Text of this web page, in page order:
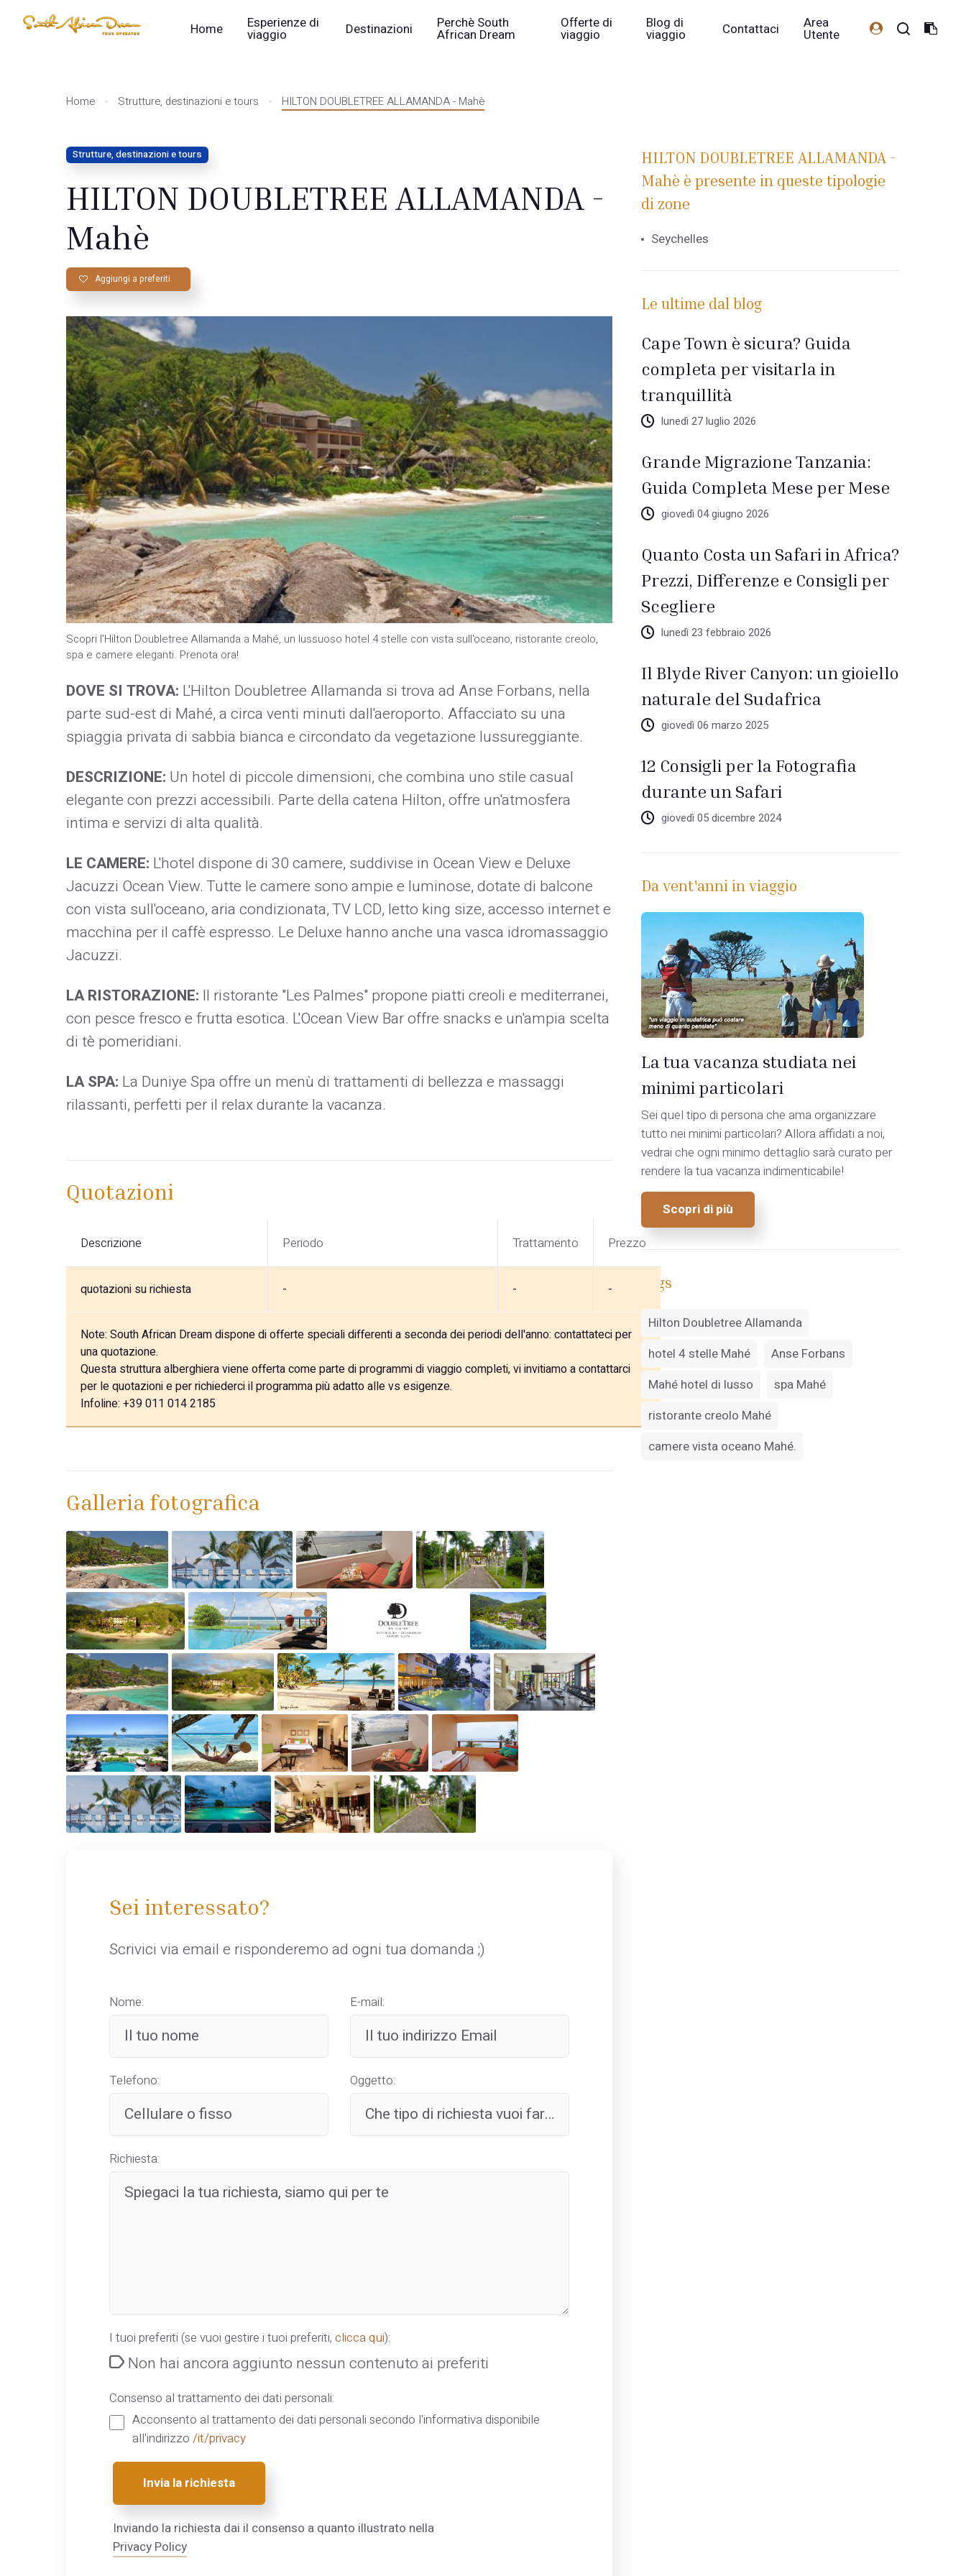
Home Esperienze di
viaggio Destinazioni Perchè South
African Dream
Offerte di
viaggio
Blog di
viaggio Contattaci Area
Utente
Home Strutture, destinazioni e tours HILTON DOUBLETREE ALLAMANDA - Mahè
Strutture, destinazioni e tours
HILTON DOUBLETREE ALLAMANDA -
Mahè
Aggiungi a preferiti
Scopri l'Hilton Doubletree Allamanda a Mahé, un lussuoso hotel 4 stelle con vista sull'oceano, ristorante creolo,
spa e camere eleganti. Prenota ora!
DOVE SI TROVA: L'Hilton Doubletree Allamanda si trova ad Anse Forbans, nella
parte sud-est di Mahé, a circa venti minuti dall'aeroporto. Affacciato su una
spiaggia privata di sabbia bianca e circondato da vegetazione lussureggiante.
DESCRIZIONE: Un hotel di piccole dimensioni, che combina uno stile casual
elegante con prezzi accessibili. Parte della catena Hilton, offre un'atmosfera
intima e servizi di alta qualità.
LE CAMERE: L'hotel dispone di 30 camere, suddivise in Ocean View e Deluxe
Jacuzzi Ocean View. Tutte le camere sono ampie e luminose, dotate di balcone
con vista sull'oceano, aria condizionata, TV LCD, letto king size, accesso internet e
macchina per il caffè espresso. Le Deluxe hanno anche una vasca idromassaggio
Jacuzzi.
LA RISTORAZIONE: Il ristorante "Les Palmes" propone piatti creoli e mediterranei,
con pesce fresco e frutta esotica. L'Ocean View Bar offre snacks e un'ampia scelta
di tè pomeridiani.
LA SPA: La Duniye Spa offre un menù di trattamenti di bellezza e massaggi
rilassanti, perfetti per il relax durante la vacanza.
Quotazioni
Descrizione Periodo Trattamento Prezzo
quotazioni su richiesta - - -
Note: South African Dream dispone di offerte speciali differenti a seconda dei periodi dell'anno: contattateci per
una quotazione.
Questa struttura alberghiera viene offerta come parte di programmi di viaggio completi, vi invitiamo a contattarci
per le quotazioni e per richiederci il programma più adatto alle vs esigenze.
Infoline: +39 011 014 2185
Galleria fotografica
Sei interessato?
Scrivici via email e risponderemo ad ogni tua domanda ;)
Nome: E-mail:
Telefono: Oggetto:
Richiesta:
I tuoi preferiti (se vuoi gestire i tuoi preferiti, clicca qui):
Non hai ancora aggiunto nessun contenuto ai preferiti
Consenso al trattamento dei dati personali:
Acconsento al trattamento dei dati personali secondo l'informativa disponibile
all'indirizzo /it/privacy
Invia la richiesta
Inviando la richiesta dai il consenso a quanto illustrato nella
Privacy Policy
HILTON DOUBLETREE ALLAMANDA -
Mahè è presente in queste tipologie
di zone
Seychelles
Le ultime dal blog
Cape Town è sicura? Guida
completa per visitarla in
tranquillità
lunedì 27 luglio 2026
Grande Migrazione Tanzania:
Guida Completa Mese per Mese
giovedì 04 giugno 2026
Quanto Costa un Safari in Africa?
Prezzi, Differenze e Consigli per
Scegliere
lunedì 23 febbraio 2026
Il Blyde River Canyon: un gioiello
naturale del Sudafrica
giovedì 06 marzo 2025
12 Consigli per la Fotografia
durante un Safari
giovedì 05 dicembre 2024
Da vent'anni in viaggio
La tua vacanza studiata nei
minimi particolari
Sei quel tipo di persona che ama organizzare
tutto nei minimi particolari? Allora affidati a noi,
vedrai che ogni minimo dettaglio sarà curato per
rendere la tua vacanza indimenticabile!
Scopri di più
Tags
Hilton Doubletree Allamanda
hotel 4 stelle Mahé
Anse Forbans
Mahé hotel di lusso
spa Mahé
ristorante creolo Mahé
camere vista oceano Mahé.